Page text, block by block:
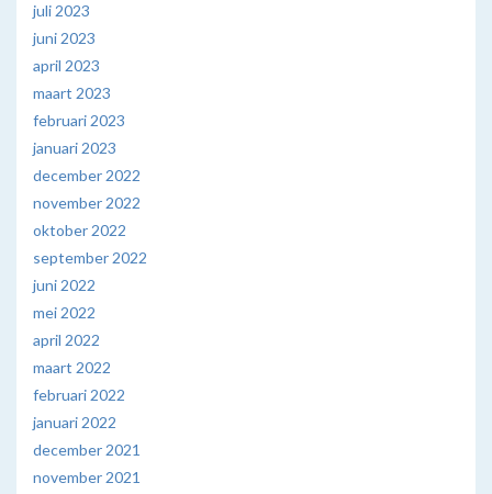
juli 2023
juni 2023
april 2023
maart 2023
februari 2023
januari 2023
december 2022
november 2022
oktober 2022
september 2022
juni 2022
mei 2022
april 2022
maart 2022
februari 2022
januari 2022
december 2021
november 2021